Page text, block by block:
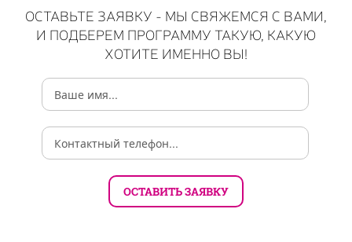
ОСТАВЬТЕ ЗАЯВКУ - МЫ СВЯЖЕМСЯ С ВАМИ,
И ПОДБЕРЕМ ПРОГРАММУ ТАКУЮ, КАКУЮ
ХОТИТЕ ИМЕННО ВЫ!